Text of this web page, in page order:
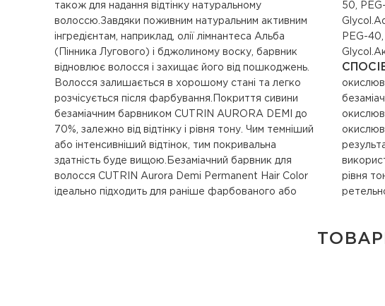
також для надання відтінку натуральному
волоссю.Завдяки поживним натуральним активним
інгредієнтам, наприклад, олії лімнантеса Альба
(Пінника Лугового) і бджолиному воску, барвник
відновлює волосся і захищає його від пошкоджень.
Волосся залишається в хорошому стані та легко
розчісується після фарбування.Покриття сивини
безаміачним барвником CUTRIN AURORA DEMI до
70%, залежно від відтінку і рівня тону. Чим темніший
або інтенсивніший відтінок, тим покривальна
здатність буде вищою.Безаміачний барвник для
волосся CUTRIN Aurora Demi Permanent Hair Color
ідеально підходить для раніше фарбованого або
50,
PEG-
рівня
Після
витримки
волоссі